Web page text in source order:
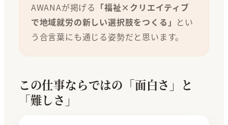
AWANAが掲げる 「福祉×クリエイティブ
で地域就労の新しい選択肢をつくる」 とい
う合言葉にも通じる姿勢だと思います。
この仕事ならではの「面白さ」と
「難しさ」